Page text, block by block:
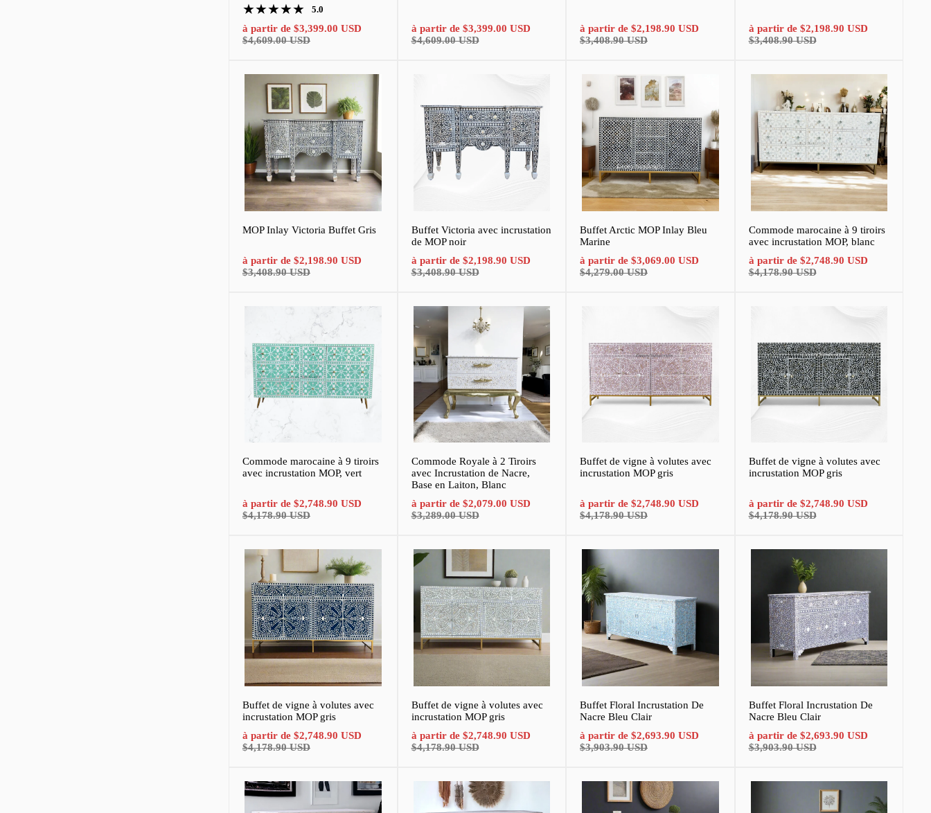
Commentaires
sur
les
sur
statistiques
5.0
des
Prix
de
à partir de $3,399.00 USD
$4,609.00 USD
Prix
de
à partir de $3,399.00 USD
$4,609.00 USD
Prix
de
à partir de $2,198.90 USD
$3,408.90 USD
Prix
de
à partir de $2,198.90 USD
$3,408.90 USD
MOP Inlay Victoria Buffet Gris
Prix
de
à partir de $2,198.90 USD
$3,408.90 USD
Buffet Victoria avec incrustation
de MOP noir
Prix
de
à partir de $2,198.90 USD
$3,408.90 USD
Buffet Arctic MOP Inlay Bleu
Marine
Prix
de
à partir de $3,069.00 USD
$4,279.00 USD
Commode marocaine à 9 tiroirs
avec incrustation MOP, blanc
Prix
de
à partir de $2,748.90 USD
$4,178.90 USD
Commode marocaine à 9 tiroirs
avec incrustation MOP, vert
Prix
de
à partir de $2,748.90 USD
$4,178.90 USD
Commode Royale à 2 Tiroirs
avec Incrustation de Nacre,
Base en Laiton, Blanc
Prix
de
à partir de $2,079.00 USD
$3,289.00 USD
Buffet de vigne à volutes avec
incrustation MOP gris
Prix
de
à partir de $2,748.90 USD
$4,178.90 USD
Buffet de vigne à volutes avec
incrustation MOP gris
Prix
de
à partir de $2,748.90 USD
$4,178.90 USD
Buffet de vigne à volutes avec
incrustation MOP gris
Prix
de
à partir de $2,748.90 USD
$4,178.90 USD
Buffet de vigne à volutes avec
incrustation MOP gris
Prix
de
à partir de $2,748.90 USD
$4,178.90 USD
Buffet Floral Incrustation De
Nacre Bleu Clair
Prix
de
à partir de $2,693.90 USD
$3,903.90 USD
Buffet Floral Incrustation De
Nacre Bleu Clair
Prix
de
à partir de $2,693.90 USD
$3,903.90 USD